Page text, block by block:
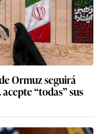
Ormuz seguirá
“todas” sus